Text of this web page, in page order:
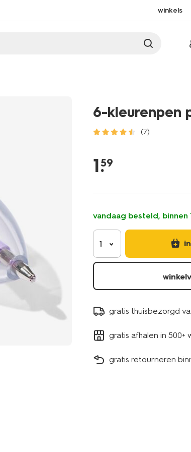
winkels
6-kleurenpen
(7)
kleurenpen-
1.
59
vandaag besteld, binnen
1
gratis thuisbezorgd
gratis afhalen in 500+
gratis retourneren